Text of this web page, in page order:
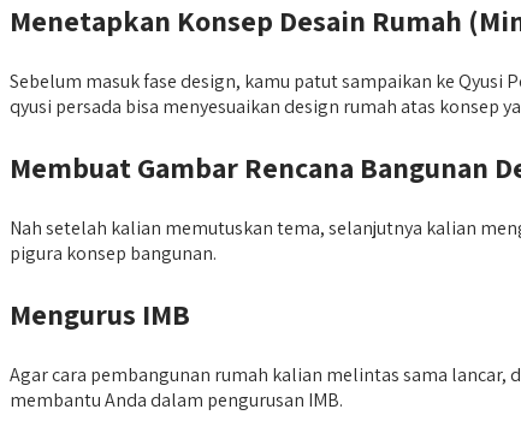
Menetapkan Konsep Desain Rumah
Sebelum masuk fase design, kamu patut sampaikan ke
qyusi persada bisa menyesuaikan design rumah atas konsep
Membuat Gambar Rencana Bangunan
Nah setelah kalian memutuskan tema, selanjutnya kalian
pigura konsep bangunan.
Mengurus IMB
Agar cara pembangunan rumah kalian melintas sama
membantu Anda dalam pengurusan IMB.